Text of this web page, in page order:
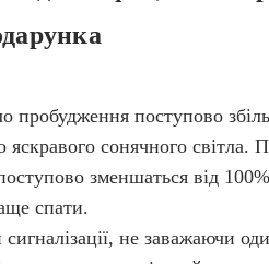
пробудження поступово
яскравого сонячного світла.
зменшаться від
спати.
не заважаючи